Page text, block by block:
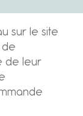
sur le site
de
de leur